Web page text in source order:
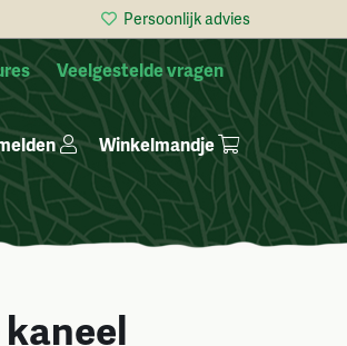
Persoonlijk advies
Veelgestelde vragen
Winkelmandje